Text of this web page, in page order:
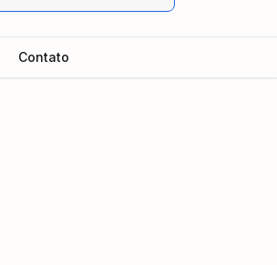
Contato